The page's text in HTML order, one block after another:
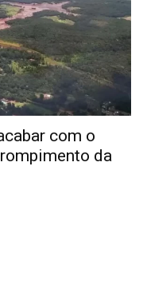
com o
da